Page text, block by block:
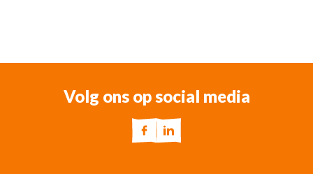
Volg ons op social media